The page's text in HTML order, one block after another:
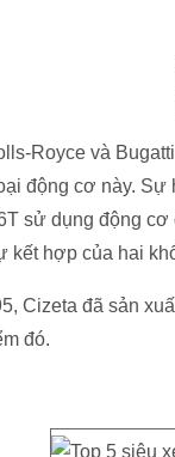
Royce và
động cơ này. Sự
sử dụng động
kết hợp của hai
Cizeta đã sản
đó.